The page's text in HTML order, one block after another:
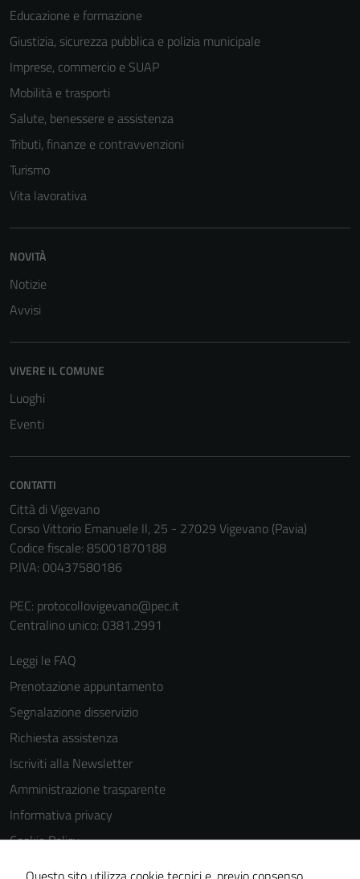
Educazione e formazione
Giustizia, sicurezza pubblica e polizia municipale
Imprese, commercio e SUAP
Mobilità e trasporti
Salute, benessere e assistenza
Tributi, finanze e contravvenzioni
Turismo
Vita lavorativa
NOVITÀ
Notizie
Avvisi
VIVERE IL COMUNE
Luoghi
Eventi
CONTATTI
Città di Vigevano
Corso Vittorio Emanuele II, 25 - 27029 Vigevano (Pavia)
Codice fiscale: 85001870188
P.IVA: 00437580186
PEC: protocollovigevano@pec.it
Centralino unico: 0381.2991
Leggi le FAQ
Prenotazione appuntamento
Segnalazione disservizio
Richiesta assistenza
Iscriviti alla Newsletter
Amministrazione trasparente
Informativa privacy
Cookie Policy